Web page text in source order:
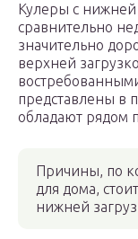
Кулеры с нижней
сравнительно
значительно
верхней
представлены в
обладают рядом
Причины, по
для дома,
нижней